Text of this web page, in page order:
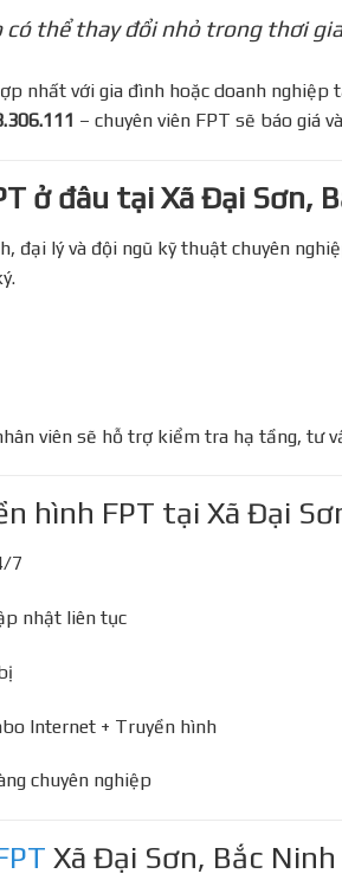
có thể thay đổi nhỏ trong thơi
nhất với gia đình hoặc doanh nghiệp
– chuyên viên FPT sẽ báo giá
ở đâu tại Xã Đại Sơn,
đại lý và đội ngũ kỹ thuật chuyên
viên sẽ hỗ trợ kiểm tra hạ tầng, tư
hình FPT tại Xã Đại
7
nhật liên tục
Internet + Truyền hình
chuyên nghiệp
Xã Đại Sơn, Bắc